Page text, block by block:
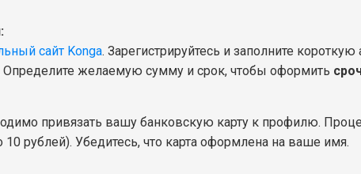
сайт Konga. Зарегистрируйтесь и заполните
Определите желаемую сумму и срок, чтобы оформить
привязать вашу банковскую карту к профилю.
рублей). Убедитесь, что карта оформлена на ваше имя.